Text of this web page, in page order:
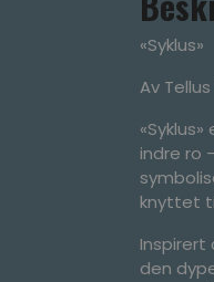
«Syklus»
Av
indre ro
knyttet
Inspirert
den